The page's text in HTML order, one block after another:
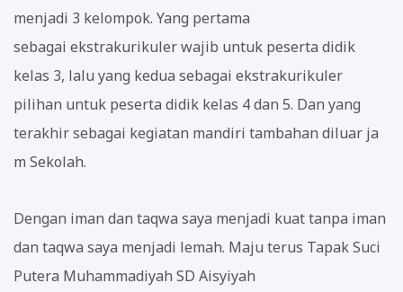
menjadi 3 kelompok. Yang pertama
sebagai ekstrakurikuler wajib untuk peserta didik
kelas 3, lalu yang kedua sebagai ekstrakurikuler
pilihan untuk peserta didik kelas 4 dan 5. Dan yang
terakhir sebagai kegiatan mandiri tambahan diluar ja
m Sekolah.
Dengan iman dan taqwa saya menjadi kuat tanpa iman
dan taqwa saya menjadi lemah. Maju terus Tapak Suci
Putera Muhammadiyah SD Aisyiyah